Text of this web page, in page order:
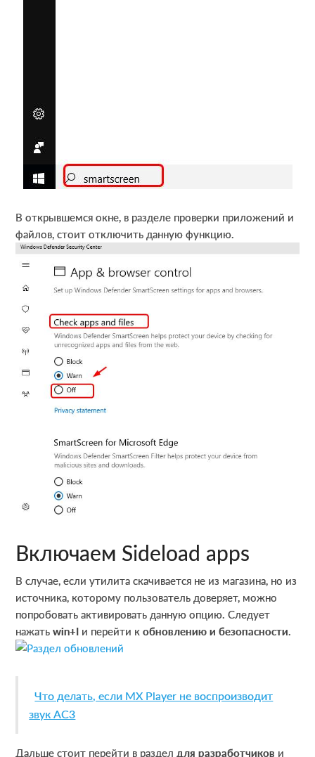
В открывшемся окне, в разделе проверки приложений и
файлов, стоит отключить данную функцию.
Включаем Sideload apps
В случае, если утилита скачивается не из магазина, но из
источника, которому пользователь доверяет, можно
попробовать активировать данную опцию. Следует
нажатьwin+I и перейти кобновлению и безопасности.
Что делать, если MX Player не воспроизводит
звук AC3
Дальше стоит перейти в разделдля разработчиков и